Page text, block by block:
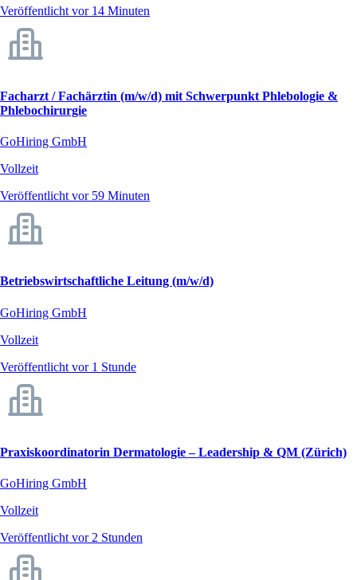
Veröffentlicht vor 14 Minuten
Facharzt / Fachärztin (m/w/d) mit Schwerpunkt Phlebologie &
Phlebochirurgie
GoHiring GmbH
Vollzeit
Veröffentlicht vor 59 Minuten
Betriebswirtschaftliche Leitung (m/w/d)
GoHiring GmbH
Vollzeit
Veröffentlicht vor 1 Stunde
Praxiskoordinatorin Dermatologie – Leadership & QM (Zürich)
GoHiring GmbH
Vollzeit
Veröffentlicht vor 2 Stunden